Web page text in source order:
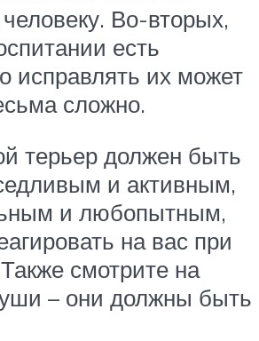
Во-вторых,
есть
исправлять их может
сложно.
терьер должен быть
и активным,
и любопытным,
на вас при
смотрите на
уши – они должны быть